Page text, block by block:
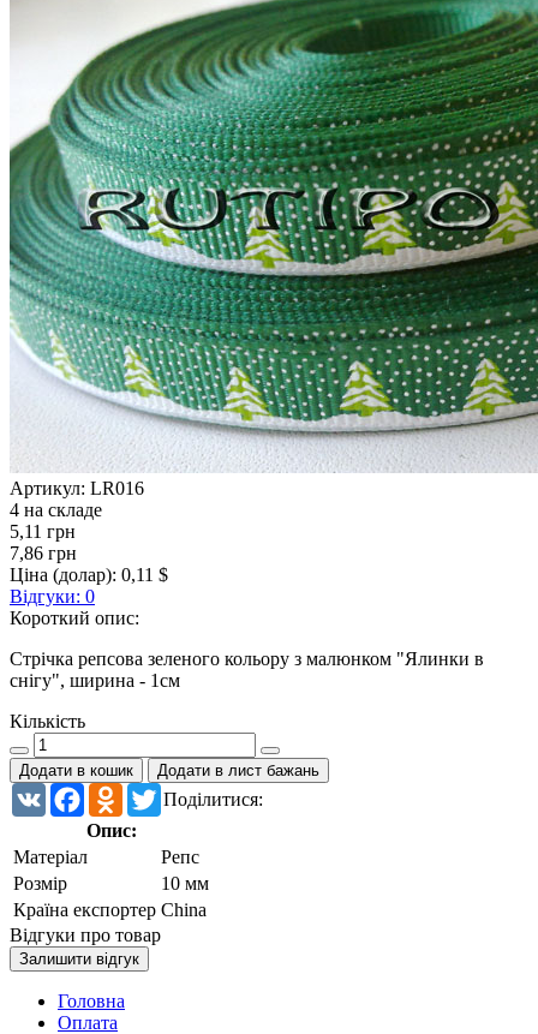
Артикул: LR016
4 на складе
5,11 грн
7,86 грн
Ціна (долар): 0,11 $
Відгуки: 0
Короткий опис:
Стрічка репсова зеленого кольору з малюнком "Ялинки в
снігу", ширина - 1см
Кількість
Додати в кошик Додати в лист бажань
Поділитися:
VK FacebookOdnoklassniki
Twitter
Опис:
Матеріал
Репс
Розмір
10 мм
Країна експортер China
Відгуки про товар
Залишити відгук
Головна
Оплата